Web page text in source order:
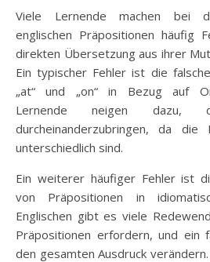
Viele Lernende machen bei
englischen Präpositionen häufig
direkten Übersetzung aus ihrer
Ein typischer Fehler ist die
„at“ und „on“ in Bezug auf
Lernende neigen dazu,
durcheinanderzubringen, da die
unterschiedlich sind.
Ein weiterer häufiger Fehler ist
von Präpositionen in
Englischen gibt es viele
Präpositionen erfordern, und ein
den gesamten Ausdruck